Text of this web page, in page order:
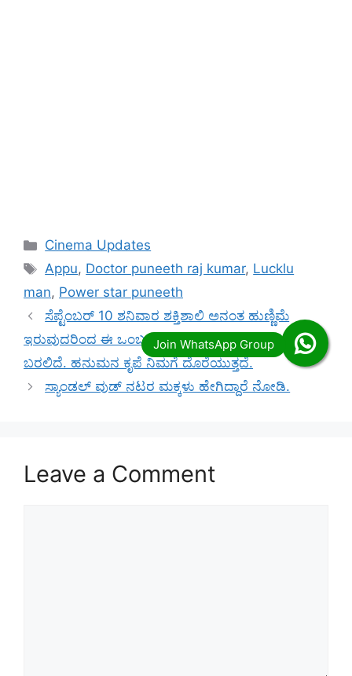
Categories
Cinema Updates
Tags
Appu, Doctor puneeth raj kumar, Lucklu
man, Power star puneeth
ಸೆಪ್ಟೆಂಬರ್ 10 ಶನಿವಾರ ಶಕ್ತಿಶಾಲಿ ಅನಂತ ಹುಣ್ಣಿಮೆ
ಇರುವುದರಿಂದ ಈ ಒಂಬತ್ತು ರಾಶಿಯವರಿಗೆ ಬಾರಿ ಅದೃಷ್ಟ
ಬರಲಿದೆ. ಹನುಮನ ಕೃಪೆ ನಿಮಗೆ ದೊರೆಯುತ್ತದೆ.
ಸ್ಯಾಂಡಲ್ ವುಡ್ ನಟರ ಮಕ್ಕಳು ಹೇಗಿದ್ದಾರೆ ನೋಡಿ.
Leave a Comment